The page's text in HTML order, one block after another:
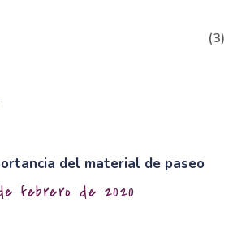
(3)
del material de paseo
febrero de 2020